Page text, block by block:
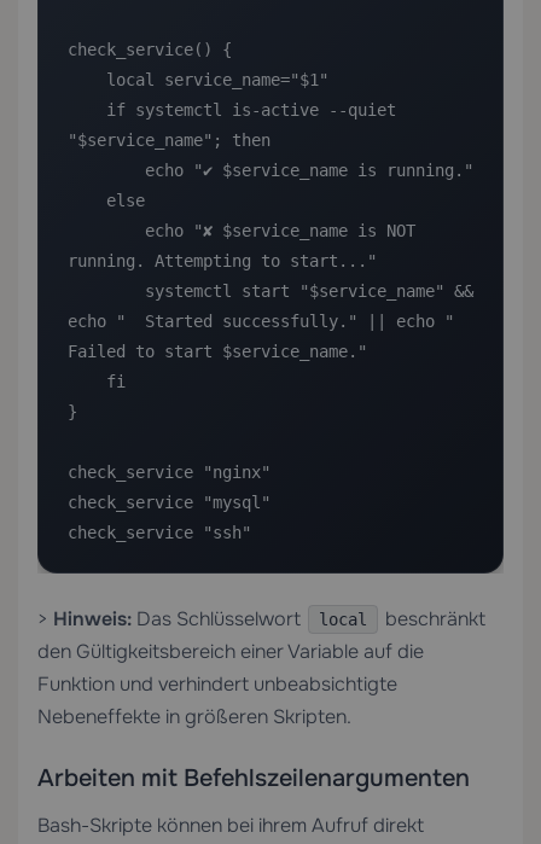
check_service() {
"$service_name"; then
running. Attempting to start..."
echo "  Started successfully." || echo "
Failed to start $service_name."
}
check_service "nginx"
check_service "mysql"
check_service "ssh"
> Hinweis: Das Schlüsselwort local
beschränkt
den Gültigkeitsbereich einer Variable auf die
Funktion und verhindert unbeabsichtigte
Nebeneffekte in größeren Skripten.
Arbeiten mit Befehlszeilenargumenten
Bash-Skripte können bei ihrem Aufruf direkt